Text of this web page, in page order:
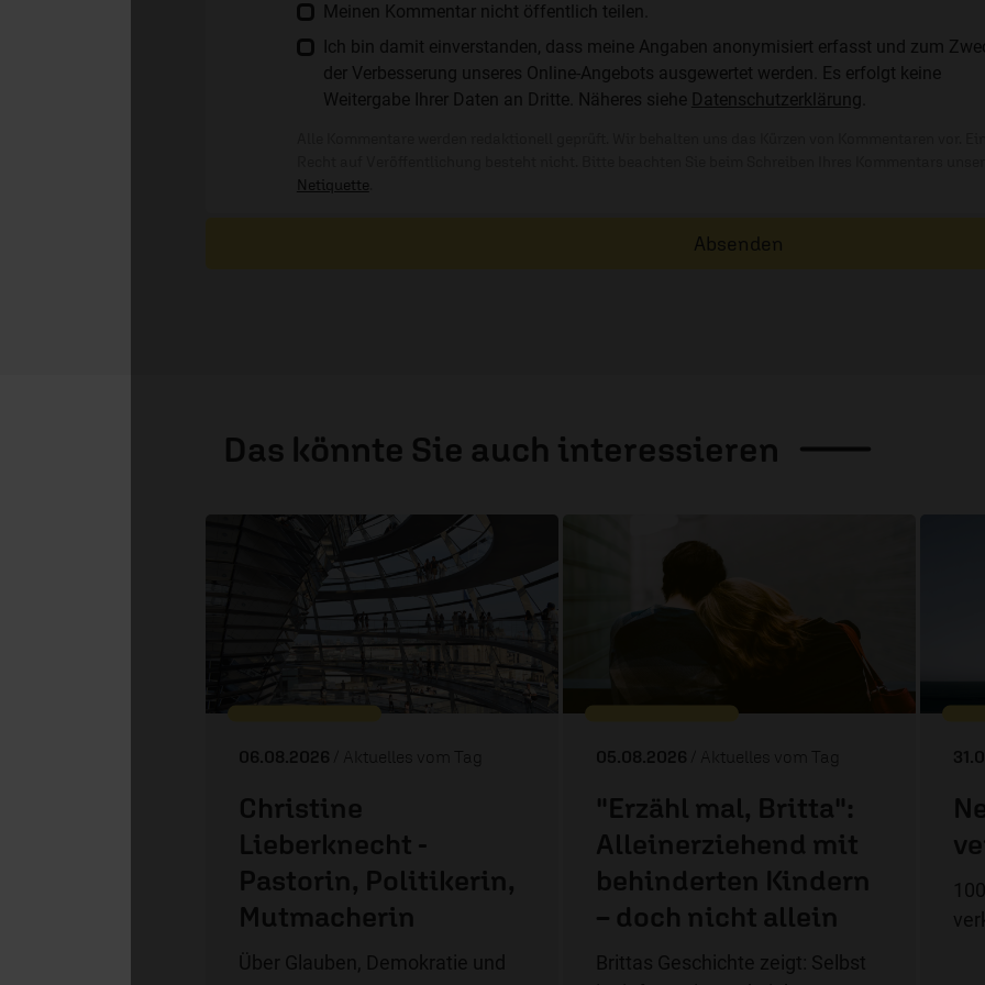
Meinen Kommentar nicht öffentlich teilen.
Ich bin damit einverstanden, dass meine Angaben anonymisiert erfasst und zum
der Verbesserung unseres Online-Angebots ausgewertet werden. Es erfolgt keine
Weitergabe Ihrer Daten an Dritte. Näheres siehe Datenschutzerklärung
Netiquette
Absenden
Das könnte Sie auch interessieren
06.08.2026 / Aktuelles vom Tag
Christine
Lieberknecht -
Pastorin, Politikerin,
Mutmacherin
Über Glauben, Demokratie und
05.08.2026 / Aktuelles vom Tag
"Erzähl mal, Britta":
Alleinerziehend mit
behinderten Kindern
– doch nicht allein
Brittas Geschichte zeigt: Selbst